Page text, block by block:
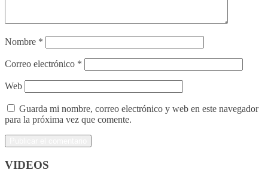
Nombre *
Correo electrónico *
Web
Guarda mi nombre, correo electrónico y web en este navegador
para la próxima vez que comente.
VIDEOS